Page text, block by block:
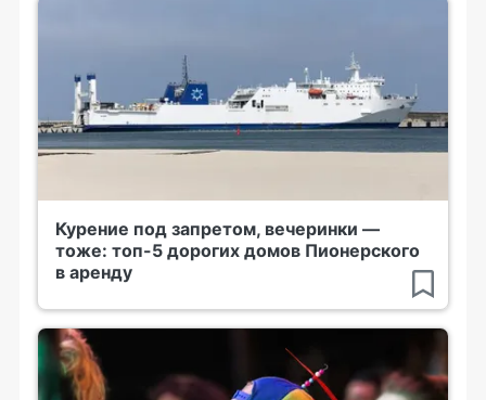
Курение под запретом, вечеринки —
тоже: топ-5 дорогих домов Пионерского
в аренду